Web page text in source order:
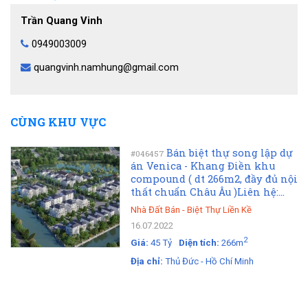
Trần Quang Vinh
0949003009
quangvinh.namhung@gmail.com
CÙNG KHU VỰC
#046457 Bán biệt thự song lập dự
án Venica - Khang Điền khu
compound ( dt 266m2, đầy đủ nội
thất chuẩn Châu Âu )Liên hệ:...
Nhà Đất Bán - Biệt Thự Liền Kề
16.07.2022
Giá: 45 Tỷ Diện tích: 266m2
Địa chỉ: Thủ Đức - Hồ Chí Minh